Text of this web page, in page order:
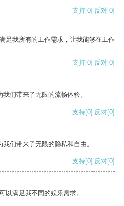
支持[0] 反对[0]
足我所有的工作需求，让我能够在工作
支持[0] 反对[0]
们带来了无限的流畅体验。
支持[0] 反对[0]
们带来了无限的隐私和自由。
支持[0] 反对[0]
以满足我不同的娱乐需求。